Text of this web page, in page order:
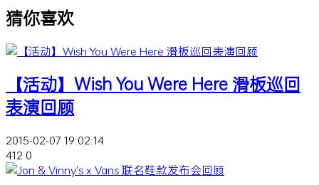
猜你喜欢
【活动】Wish You Were Here 滑板巡回
表演回顾
2015-02-07 19:02:14
412 0